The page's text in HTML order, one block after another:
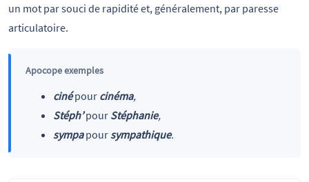
un mot par souci de rapidité et, généralement, par paresse
articulatoire.
Apocope exemples
cinépour cinéma,
Stéph’pour Stéphanie,
sympapoursympathique.